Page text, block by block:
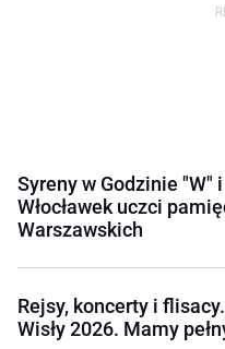
Syreny w Godzinie "W"
Włocławek uczci
Warszawskich
Rejsy, koncerty i
Wisły 2026. Mamy